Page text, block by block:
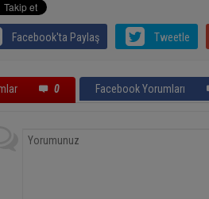
Facebook'ta Paylaş Tweetle
0 Facebook Yorumları